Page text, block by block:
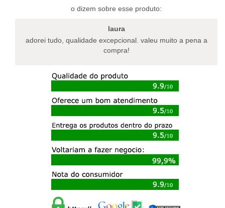
página
página
o dizem sobre esse produto:
laura
adorei tudo, qualidade excepcional. valeu muito a pena a
compra!